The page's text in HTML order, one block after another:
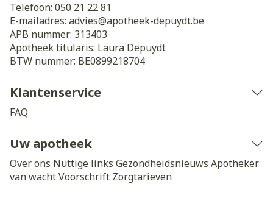
Telefoon: 050 21 22 81
E-mailadres: advies@apotheek-depuydt.be
APB nummer: 313403
Apotheek titularis: Laura Depuydt
BTW nummer: BE0899218704
Klantenservice
FAQ
Uw apotheek
Over ons Nuttige links Gezondheidsnieuws Apotheker
van wachtVoorschrift Zorgtarieven